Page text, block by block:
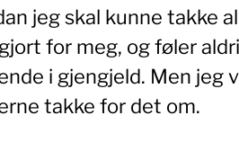
jeg skal kunne takke
for meg, og føler
i gjengjeld. Men jeg
takke for det om.